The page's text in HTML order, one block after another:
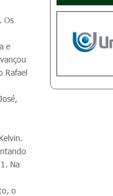
Os
e
Rafael
Na
o